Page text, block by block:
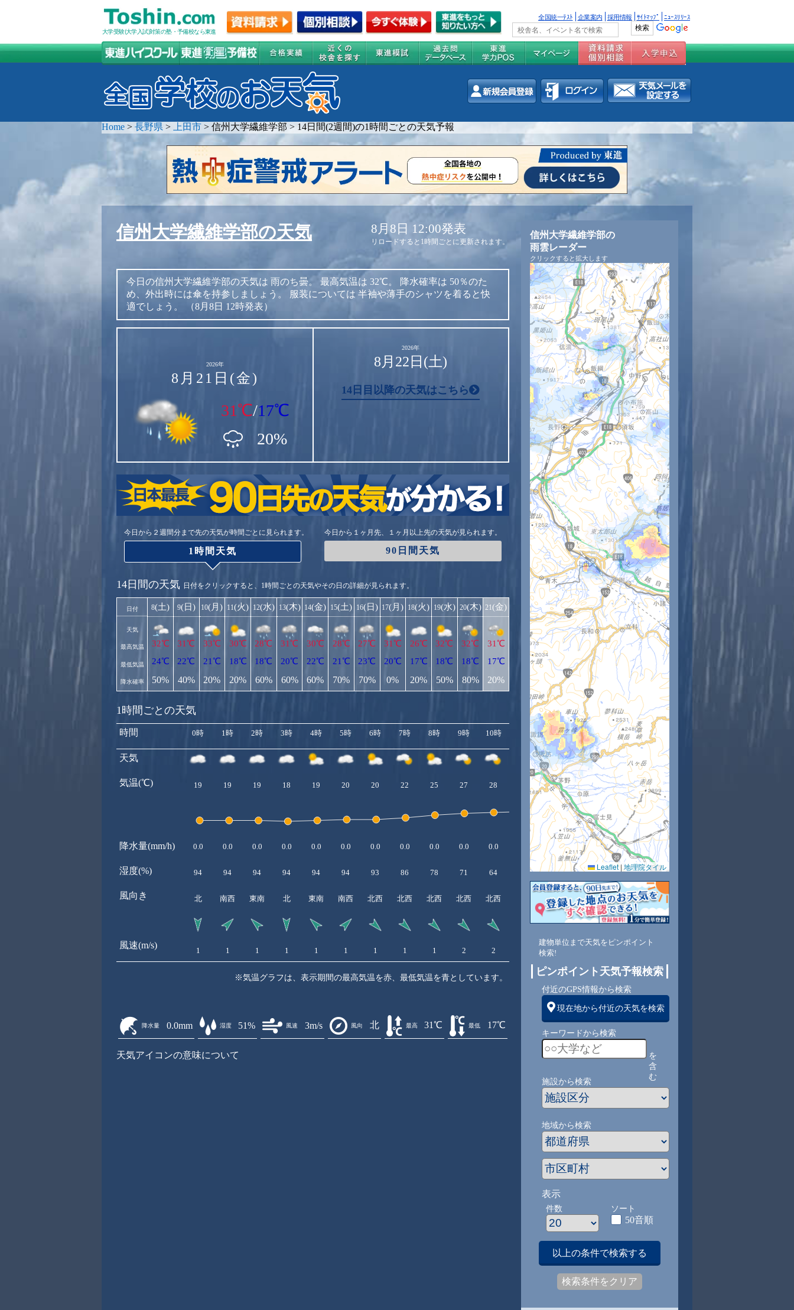
大学受験(大学入試)対策の塾・予備校なら東進
全国統一ﾃｽﾄ 企業案内 採用情報 ｻｲﾄﾏｯﾌﾟ ﾆｭｰｽﾘﾘｰｽ
Home > 長野県 > 上田市 > 信州大学繊維学部 > 14日間(2週間)の1時間ごとの天気予報
信州大学繊維学部の天気 8月8日 12:00発表
リロードすると1時間ごとに更新されます。
今日の信州大学繊維学部の天気は 雨のち曇。 最高気温は 32℃。 降水確率は 50％のた
め、外出時には傘を持参しましょう。
服装については 半袖や薄手のシャツを着ると快
適でしょう。
（8月8日 12時発表）
2026年
8月21日(金)
31℃/17℃
20%
2026年
8月22日(土)
14日目以降の天気はこちら
今日から２週間分まで先の天気が時間ごとに見られます。
1時間天気
今日から１ヶ月先、１ヶ月以上先の天気が見られます。
90日間天気
14日間の天気 日付をクリックすると、1時間ごとの天気やその日の詳細が見られます。
日付
天気
最高気温
最低気温
降水確率
8(土)
32℃
24℃
50%
9(日)
31℃
22℃
40%
10(月)
33℃
21℃
20%
11(火)
30℃
18℃
20%
12(水)
28℃
18℃
60%
13(木)
31℃
20℃
60%
14(金)
30℃
22℃
60%
15(土)
28℃
21℃
70%
16(日)
27℃
23℃
70%
17(月)
31℃
20℃
0%
18(火)
26℃
17℃
20%
19(水)
32℃
18℃
50%
20(木)
32℃
18℃
80%
21(金)
31℃
17℃
20%
1時間ごとの天気
時間
天気
気温(℃)
降水量(mm/h)
湿度(%)
風向き
風速(m/s)
0時 1時 2時 3時 4時 5時 6時 7時 8時 9時 10時 11時 12時 13時 14時 15時
19 19 19 18 19 20 20 22 25 27 28 31 31 30 30 28
0.0 0.0 0.0 0.0 0.0 0.0 0.0 0.0 0.0 0.0 0.0 0.0 0.0 0.0 0.0 0.0
94 94 94 94 94 94 93 86 78 71 64 52 51 51 51 60
北 南西 東南 北 東南 南西 北西 北西 北西 北西 北西 北 北 北 北 北
1 1 1 1 1 1 1 1 1 2 2 3
※気温グラフは、表示期間の最高気温を赤、最低気温を青としています。
降水量 0.0mm 湿度 51% 風速 3m/s 風向 北 最高 31℃ 最低 17℃
天気アイコンの意味について
信州大学繊維学部の
雨雲レーダー
クリックすると拡大します
Leaflet | 地理院タイル
建物単位まで天気をピンポイント
検索!
ピンポイント天気予報検索
付近のGPS情報から検索
現在地から付近の天気を検索
キーワードから検索
を
含
む
施設から検索
地域から検索
表示
件数 ソート
50音順
以上の条件で検索する
検索条件をクリア